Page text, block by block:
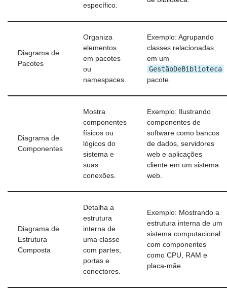
específico.
Diagrama de
Pacotes
Organiza
elementos
em pacotes
ou
namespaces.
Exemplo: Agrupando
classes relacionadas
em um
GestãoDeBiblioteca
pacote.
Diagrama de
Componentes
Mostra
componentes
físicos ou
lógicos do
sistema e
suas
conexões.
Exemplo: Ilustrando
componentes de
software como bancos
de dados, servidores
web e aplicações
cliente em um sistema
web.
Diagrama de
Estrutura
Composta
Detalha a
estrutura
interna de
uma classe
com partes,
portas e
conectores.
Exemplo: Mostrando a
estrutura interna de um
sistema computacional
com componentes
como CPU, RAM e
placa-mãe.